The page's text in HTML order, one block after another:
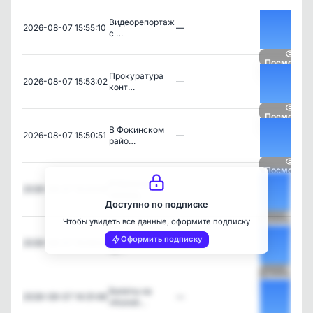
2026-08-07 15:55:10
Видеорепортаж
с …
—
2026-08-07 15:53:02
Прокуратура
конт…
—
2026-08-07 15:50:51
В Фокинском
райо…
—
2026-08-07 15:22:08
В Брянске
2026-08-07 15:09:23
Подкаблучники
лу…
—
2026-08-07 14:31:48
Билеты на
«Колоб…
Доступно по подписке
Чтобы увидеть все данные, оформите подписку
Оформить подписку